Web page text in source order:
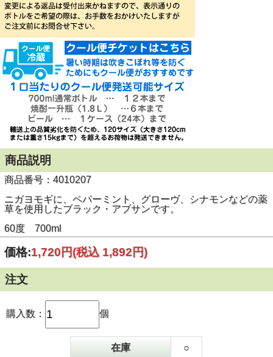
商品説明
商品番号：4010207
ニガヨモギに、ペパーミント、グローヴ、シナモンなどの薬
草を使用したブラック・アブサンです。
60度 700ml
価格:1,720円(税込 1,892円)
注文
購入数： 個
在庫 ○